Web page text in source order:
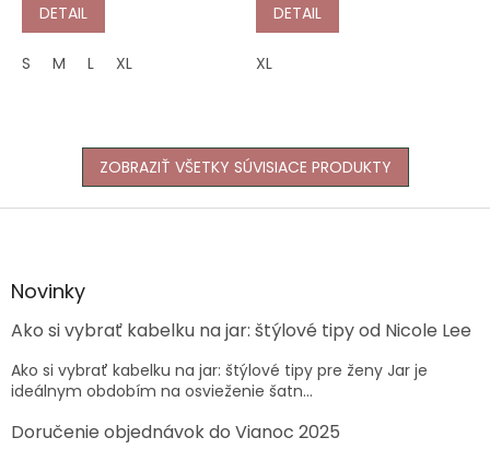
DETAIL
S M L XL
DETAIL
XL
ZOBRAZIŤ VŠETKY SÚVISIACE PRODUKTY
Z
äNovinky
Ako si vybrať kabelku na jar: štýlové tipy od Nicole Lee
Ako si vybrať kabelku na jar: štýlové tipy pre ženy Jar je
ideálnym obdobím na osvieženie šatn...
Doručenie objednávok do Vianoc 2025